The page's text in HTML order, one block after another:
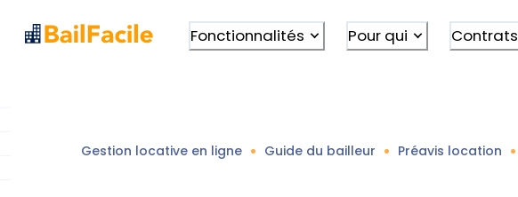
Fonctionnalités Pour qui Contrats
Gestion locative en ligne Guide du bailleur Préavis location